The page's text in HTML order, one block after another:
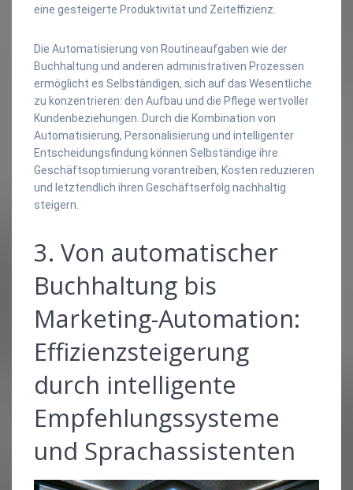
eine gesteigerte Produktivität und Zeiteffizienz.
Die Automatisierung von Routineaufgaben wie der
Buchhaltung und anderen administrativen Prozessen
ermöglicht es Selbständigen, sich auf das Wesentliche
zu konzentrieren: den Aufbau und die Pflege wertvoller
Kundenbeziehungen. Durch die Kombination von
Automatisierung, Personalisierung und intelligenter
Entscheidungsfindung können Selbständige ihre
Geschäftsoptimierung vorantreiben, Kosten reduzieren
und letztendlich ihren Geschäftserfolg nachhaltig
steigern.
3. Von automatischer
Buchhaltung bis
Marketing-Automation:
Effizienzsteigerung
durch intelligente
Empfehlungssysteme
und Sprachassistenten